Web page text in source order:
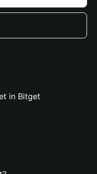
in Bitget